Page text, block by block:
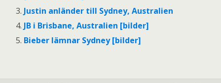
Justin anländer till Sydney, Australien
JB i Brisbane, Australien [bilder]
Bieber lämnar Sydney [bilder]